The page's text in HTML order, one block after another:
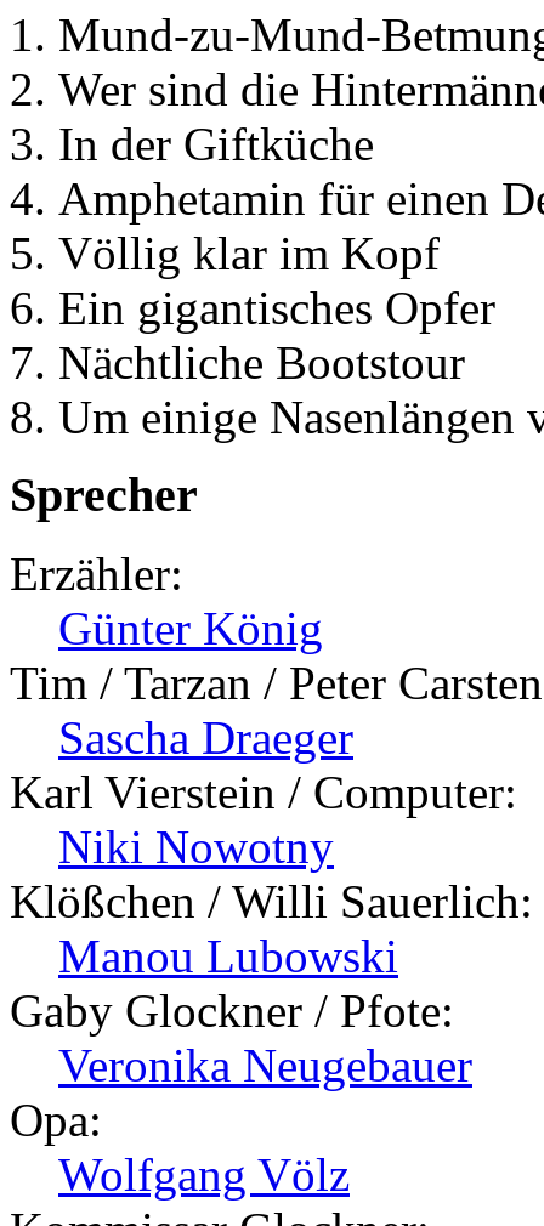
Mund-zu-Mund-
Wer sind die
In der Giftküche
Amphetamin für einen
Völlig klar im Kopf
Ein gigantisches Opfer
Nächtliche Bootstour
Um einige Nasenlängen
Sprecher
Erzähler:
Günter König
Tim / Tarzan / Peter
Sascha Draeger
Karl Vierstein / Computer:
Niki Nowotny
Klößchen / Willi Sauerlich:
Manou Lubowski
Gaby Glockner / Pfote:
Veronika Neugebauer
Opa:
Wolfgang Völz